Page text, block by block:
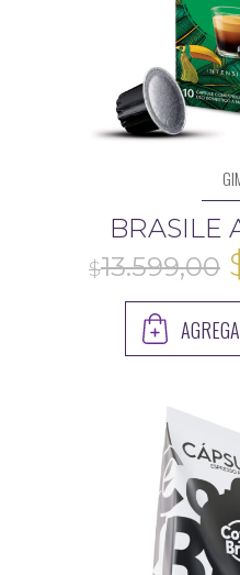
BRASILE